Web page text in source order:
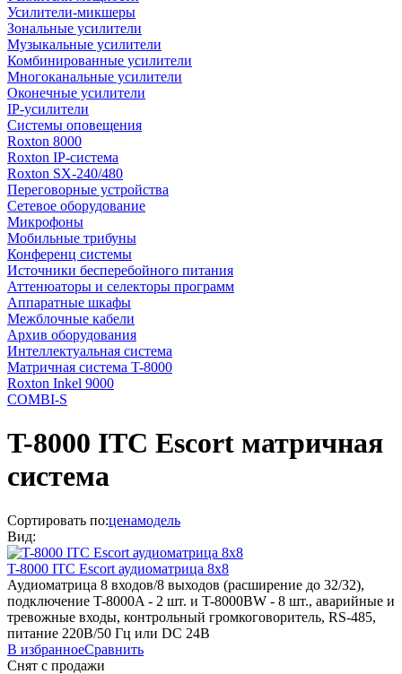
Усилители-микшеры
Зональные усилители
Музыкальные усилители
Комбинированные усилители
Многоканальные усилители
Оконечные усилители
IP-усилители
Системы оповещения
Roxton 8000
Roxton IP-система
Roxton SX-240/480
Переговорные устройства
Сетевое оборудование
Микрофоны
Мобильные трибуны
Конференц системы
Источники бесперебойного питания
Аттенюаторы и селекторы программ
Аппаратные шкафы
Межблочные кабели
Архив оборудования
Интеллектуальная система
Матричная система T-8000
Roxton Inkel 9000
COMBI-S
T-8000 ITC Escort матричная
система
Сортировать по:ценамодель
Вид:
T-8000 ITC Escort аудиоматрица 8х8
Аудиоматрица 8 входов/8 выходов (расширение до 32/32),
подключение T-8000A - 2 шт. и T-8000BW - 8 шт., аварийные и
тревожные входы, контрольный громкоговоритель, RS-485,
питание 220В/50 Гц или DC 24В
В избранноеСравнить
Снят с продажи